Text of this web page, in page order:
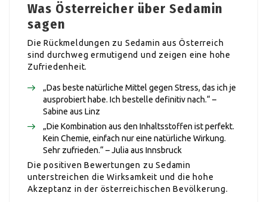
Was Österreicher über Sedamin
sagen
Die Rückmeldungen zu Sedamin aus Österreich
sind durchweg ermutigend und zeigen eine hohe
Zufriedenheit.
„Das beste natürliche Mittel gegen Stress, das ich je
ausprobiert habe. Ich bestelle definitiv nach.“ –
Sabine aus Linz
„Die Kombination aus den Inhaltsstoffen ist perfekt.
Kein Chemie, einfach nur eine natürliche Wirkung.
Sehr zufrieden.“ – Julia aus Innsbruck
Die positiven Bewertungen zu Sedamin
unterstreichen die Wirksamkeit und die hohe
Akzeptanz in der österreichischen Bevölkerung.